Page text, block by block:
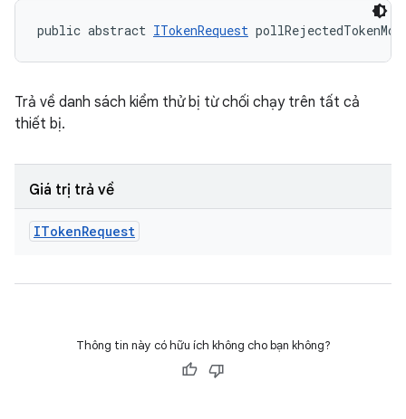
public abstract ITokenRequest
Trả về danh sách kiểm thử bị từ chối chạy trên tất cả
thiết bị.
Giá trị trả về
ITokenRequest
Thông tin này có hữu ích không cho bạn không?